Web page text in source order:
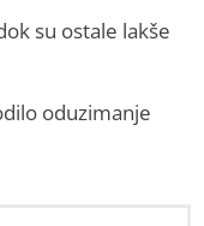
su ostale lakše
oduzimanje